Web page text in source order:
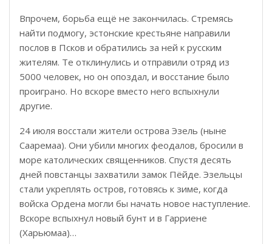
Впрочем, борьба ещё не закончилась. Стремясь
найти подмогу, эстонские крестьяне направили
послов в Псков и обратились за ней к русским
жителям. Те отклинулись и отправили отряд из
5000 человек, но он опоздал, и восстание было
проиграно. Но вскоре вместо него вспыхнули
другие.
24 июля восстали жители острова Эзель (ныне
Сааремаа). Они убили многих феодалов, бросили в
море католических священников. Спустя десять
дней повстанцы захватили замок Пёйде. Эзельцы
стали укреплять остров, готовясь к зиме, когда
войска Ордена могли бы начать новое наступление.
Вскоре вспыхнул новый бунт и в Гарриене
(Харьюмаа)…